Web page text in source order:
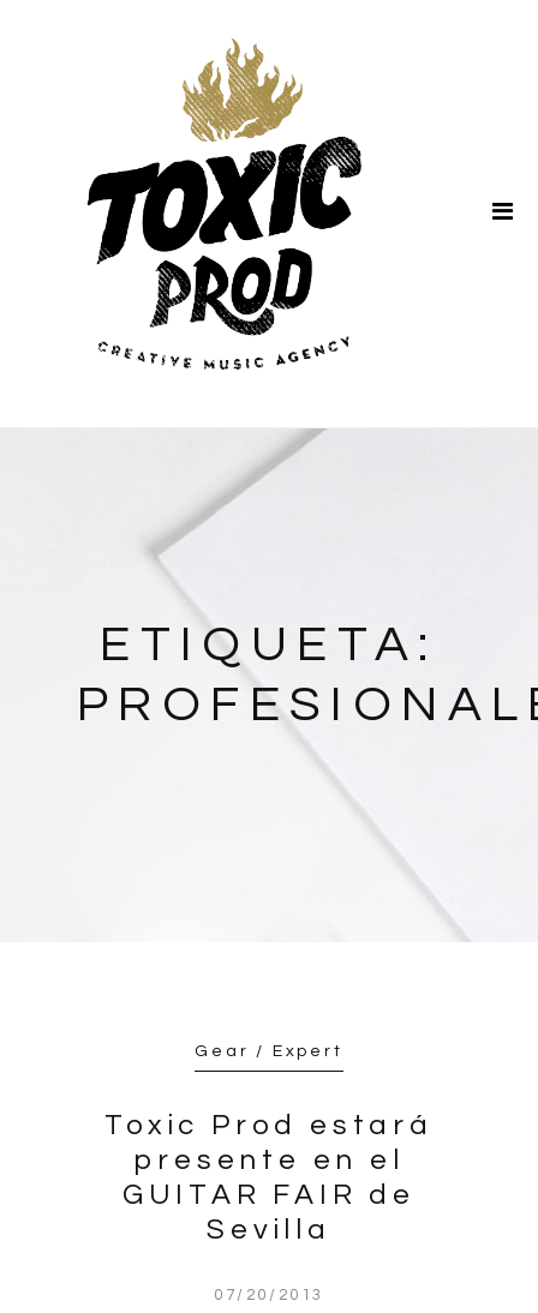
ETIQUETA:
Gear / Expert
Toxic Prod estará
presente en el
GUITAR FAIR de
Sevilla
07/20/2013